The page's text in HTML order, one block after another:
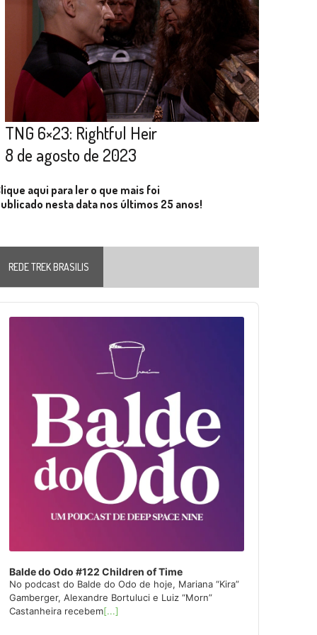
TNG 6×23: Rightful Heir
8 de agosto de 2023
aqui para ler o que mais foi
nesta data nos últimos 25 anos!
REDE TREK BRASILIS
Balde do Odo #122 Children of Time
No podcast do Balde do Odo de hoje, Mariana “Kira”
Gamberger, Alexandre Bortuluci e Luiz “Morn”
Castanheira recebem[...]